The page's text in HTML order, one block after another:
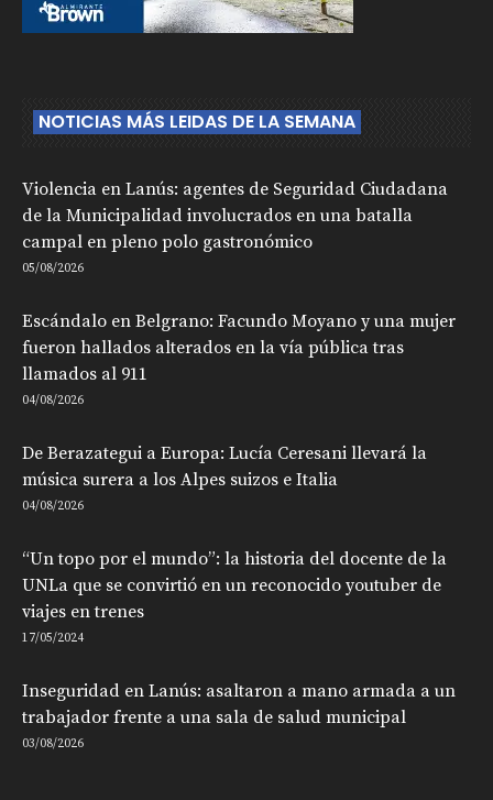
NOTICIAS MÁS LEIDAS DE LA SEMANA
Violencia en Lanús: agentes de Seguridad Ciudadana
de la Municipalidad involucrados en una batalla
campal en pleno polo gastronómico
05/08/2026
Escándalo en Belgrano: Facundo Moyano y una mujer
fueron hallados alterados en la vía pública tras
llamados al 911
04/08/2026
De Berazategui a Europa: Lucía Ceresani llevará la
música surera a los Alpes suizos e Italia
04/08/2026
“Un topo por el mundo”: la historia del docente de la
UNLa que se convirtió en un reconocido youtuber de
viajes en trenes
17/05/2024
Inseguridad en Lanús: asaltaron a mano armada a un
trabajador frente a una sala de salud municipal
03/08/2026